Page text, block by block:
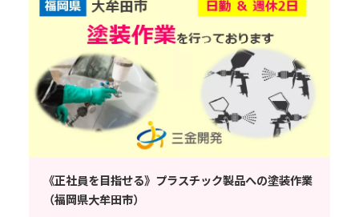
《正社員を目指せる》プラスチック製品への塗装作業
（福岡県大牟田市）